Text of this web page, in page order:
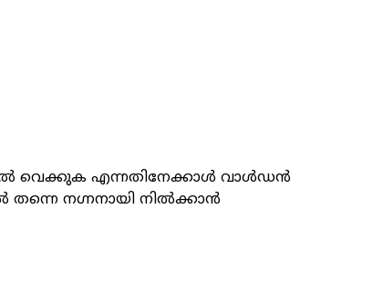
വെക്കുക എന്നതിനേക്കാൾ വാൾഡൻ
ന​ഗ്നനായി നിൽക്കാൻ